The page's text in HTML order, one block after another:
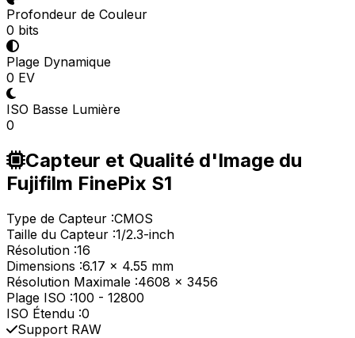
Profondeur de Couleur
0 bits
Plage Dynamique
0 EV
ISO Basse Lumière
0
Capteur et Qualité d'Image du
Fujifilm FinePix S1
Type de Capteur :CMOS
Taille du Capteur :1/2.3-inch
Résolution :16
Dimensions :6.17 x 4.55 mm
Résolution Maximale :4608 x 3456
Plage ISO :100 - 12800
ISO Étendu :0
Support RAW